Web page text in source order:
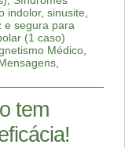
indolor, sinusite
e segura para
(1 caso)
Médico,
,
tem